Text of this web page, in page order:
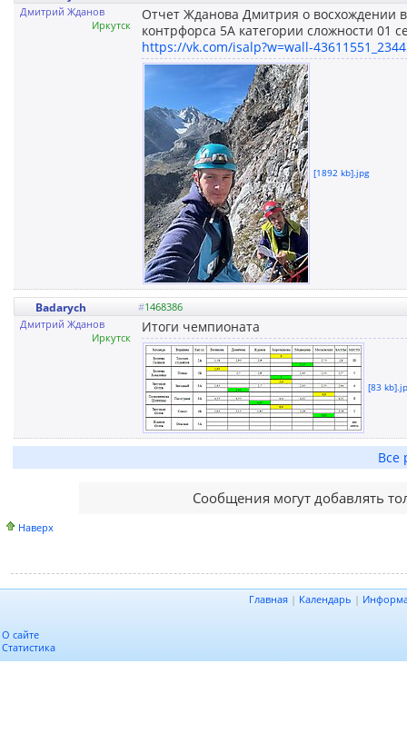
Дмитрий Жданов
Иркутск
Отчет Жданова Дмитрия о восхождении
контрфорса 5А категории сложности 01
https://vk.com/isalp?w=wall-43611551_2344
[1892 kb].jpg
Badarych #1468386
Дмитрий Жданов
Иркутск
Итоги чемпионата
[83
Все
Сообщения могут добавлять
Наверх
Главная | Календарь |
О сайте
Статистика